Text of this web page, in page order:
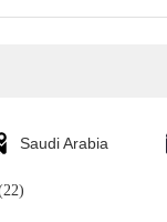
Saudi Arabia